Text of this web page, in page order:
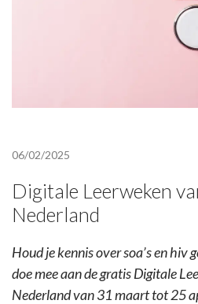
06/02/2025
Digitale Leerweken
Nederland
Houd je kennis over soa’s en
doe mee aan de gratis Digitale
Nederland van 31 maart tot 25